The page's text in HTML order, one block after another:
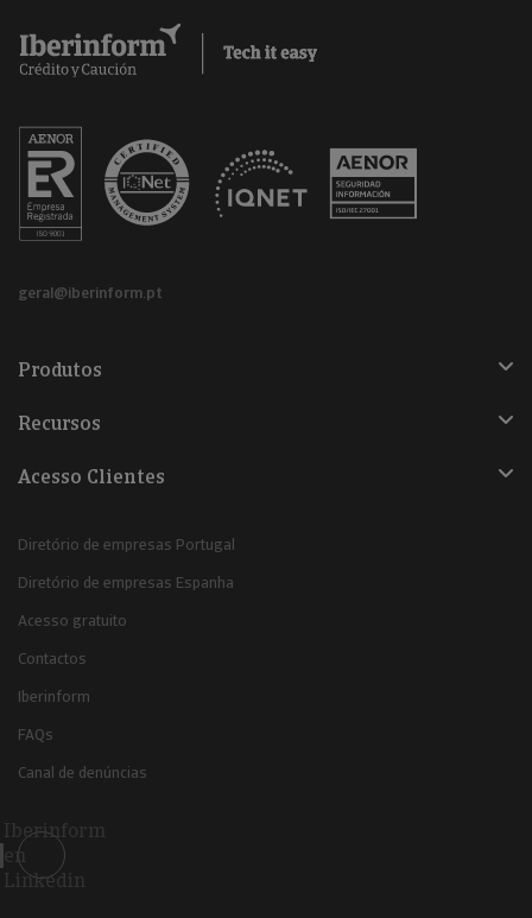
geral@iberinform.pt
Produtos
Recursos
Acesso Clientes
Diretório de empresas Portugal
Diretório de empresas Espanha
Acesso gratuito
Contactos
Iberinform
FAQs
Canal de denúncias
Iberinform
en
Linkedin